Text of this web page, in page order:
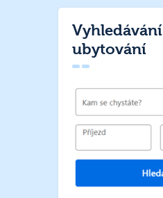
Vyhledávání
ubytování